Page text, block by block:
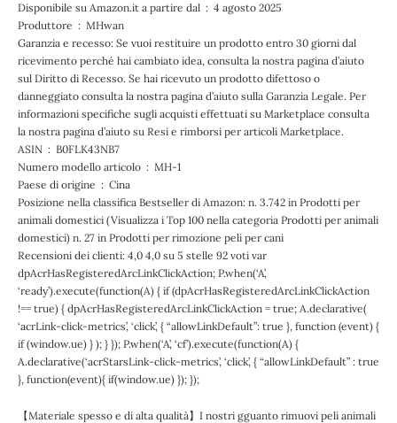
Disponibile su Amazon.it a partire dal ‏ : ‎ 4 agosto 2025
Produttore ‏ : ‎ MHwan
Garanzia e recesso: Se vuoi restituire un prodotto entro 30 giorni dal
ricevimento perché hai cambiato idea, consulta la nostra pagina d’aiuto
sul Diritto di Recesso. Se hai ricevuto un prodotto difettoso o
danneggiato consulta la nostra pagina d’aiuto sulla Garanzia Legale. Per
informazioni specifiche sugli acquisti effettuati su Marketplace consulta
la nostra pagina d’aiuto su Resi e rimborsi per articoli Marketplace.
ASIN ‏ : ‎ B0FLK43NB7
Numero modello articolo ‏ : ‎ MH-1
Paese di origine ‏ : ‎ Cina
Posizione nella classifica Bestseller di Amazon: n. 3.742 in Prodotti per
animali domestici (Visualizza i Top 100 nella categoria Prodotti per animali
domestici) n. 27 in Prodotti per rimozione peli per cani
Recensioni dei clienti: 4,0 4,0 su 5 stelle 92 voti var
dpAcrHasRegisteredArcLinkClickAction; P.when(‘A’,
‘ready’).execute(function(A) { if (dpAcrHasRegisteredArcLinkClickAction
!== true) { dpAcrHasRegisteredArcLinkClickAction = true; A.declarative(
‘acrLink-click-metrics’, ‘click’, { “allowLinkDefault”: true }, function (event) {
if (window.ue) } ); } }); P.when(‘A’, ‘cf’).execute(function(A) {
A.declarative(‘acrStarsLink-click-metrics’, ‘click’, { “allowLinkDefault” : true
}, function(event){ if(window.ue) }); });
【Materiale spesso e di alta qualità】I nostri gguanto rimuovi peli animali